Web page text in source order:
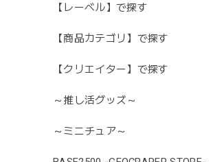
【レーベル】で探す
【商品カテゴリ】で探す
【クリエイター】で探す
～推し活グッズ～
～ミニチュア～